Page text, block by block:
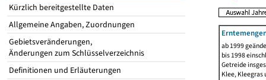
Kürzlich bereitgestellte Daten
Allgemeine Angaben, Zuordnungen
Gebietsveränderungen,
Änderungen zum Schlüsselverzeichnis
Definitionen und Erläuterungen
ab 1999
bis 1998
Getreide
Klee, Kleegras